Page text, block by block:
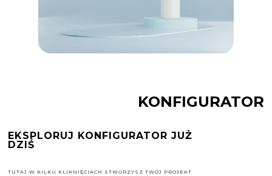
KONFIGURATOR
EKSPLORUJ KONFIGURATOR JUŻ
DZIŚ
TUTAJ W KILKU KLIKNIĘCIACH STWORZYSZ TWÓJ PROJEKT